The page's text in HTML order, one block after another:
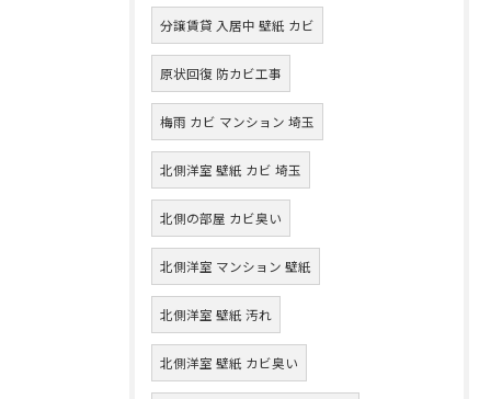
分譲賃貸 入居中 壁紙 カビ
原状回復 防カビ工事
梅雨 カビ マンション 埼玉
北側洋室 壁紙 カビ 埼玉
北側の部屋 カビ臭い
北側洋室 マンション 壁紙
北側洋室 壁紙 汚れ
北側洋室 壁紙 カビ臭い